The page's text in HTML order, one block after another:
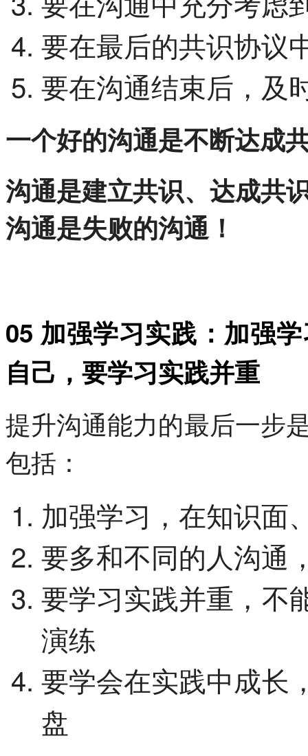
要在最后的共识协议
要在沟通结束后，及
一个好的沟通是不断达成
沟通是建立共识、达成共
沟通是失败的沟通！
05 加强学习实践：加强
自己，要学习实践并重
提升沟通能力的最后一步
包括：
加强学习，在知识面
要多和不同的人沟通
要学习实践并重，不
演练
要学会在实践中成长
盘